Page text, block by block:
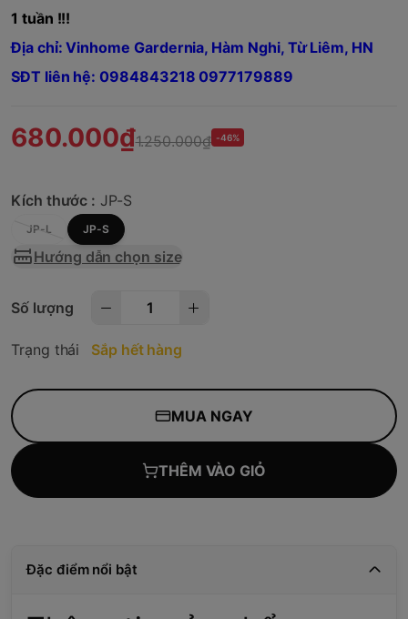
1 tuần !!!
Địa chỉ: Vinhome Gardernia, Hàm Nghi, Từ Liêm, HN
SĐT liên hệ: 0984843218 0977179889
680.000₫1.250.000₫ -46%
Kích thước : JP-S
JP-L JP-S
Hướng dẫn chọn size
Số lượng
Trạng thái Sắp hết hàng
MUA NGAY
THÊM VÀO GIỎ
Đặc điểm nổi bật